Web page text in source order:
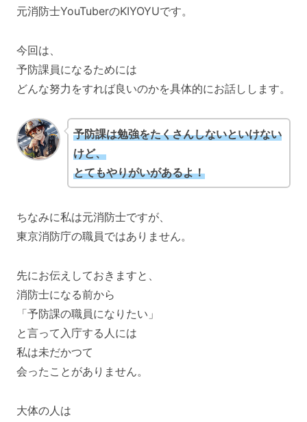
元消防士YouTuberのKIYOYUです。
今回は、
予防課員になるためには
どんな努力をすれば良いのかを具体的にお話しします。
予防課は勉強をたくさんしないといけない
けど、
とてもやりがいがあるよ！
ちなみに私は元消防士ですが、
東京消防庁の職員ではありません。
先にお伝えしておきますと、
消防士になる前から
「予防課の職員になりたい」
と言って入庁する人には
私は未だかつて
会ったことがありません。
大体の人は